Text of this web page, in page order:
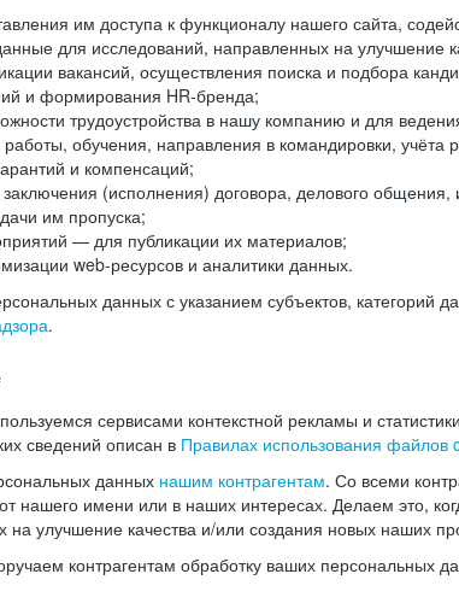
им доступа к функционалу нашего сайта,
для исследований, направленных на улучшение
вакансий, осуществления поиска и подбора
и формирования HR-бренда;
трудоустройства в нашу компанию и для
обучения, направления в командировки, учёта
и компенсаций;
(исполнения) договора, делового
им пропуска;
— для публикации их материалов;
web-ресурсов и аналитики данных.
данных с указанием субъектов, категорий
.
сервисами контекстной рекламы и
сведений описан в Правилах использования файлов
данных нашим контрагентам. Со всеми
нашего имени или в наших интересах. Делаем это,
улучшение качества и/или создания новых наших
контрагентам обработку ваших